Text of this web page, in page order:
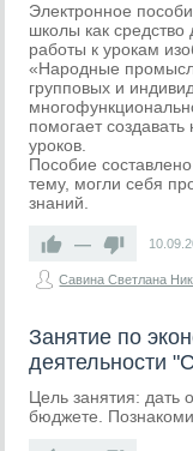
Электронное
школы как средство
работы к урокам
«Народные
групповых и
помогает
уроков.
Пособие
тему, могли себя
знаний.
—
Савина Светлана
Занятие по
деятельности
Цель занятия: дать
бюджете.